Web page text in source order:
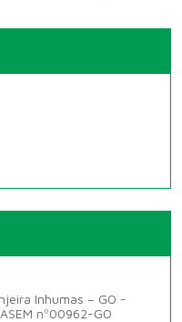
Inhumas – GO -
nº00962-GO